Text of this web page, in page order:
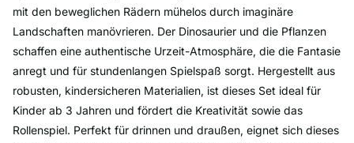
mit den beweglichen Rädern mühelos durch imaginäre
Landschaften manövrieren. Der Dinosaurier und die Pflanzen
schaffen eine authentische Urzeit-Atmosphäre, die die Fantasie
anregt und für stundenlangen Spielspaß sorgt. Hergestellt aus
robusten, kindersicheren Materialien, ist dieses Set ideal für
Kinder ab 3 Jahren und fördert die Kreativität sowie das
Rollenspiel. Perfekt für drinnen und draußen, eignet sich dieses